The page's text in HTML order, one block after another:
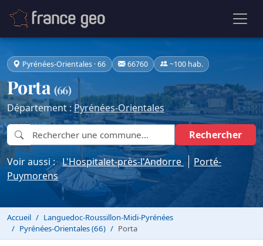
Pyrénées-Orientales · 66 66760 ~100 hab.
Porta(66)
Département : Pyrénées-Orientales
Rechercher
Voir aussi :L'Hospitalet-près-l'Andorre
Porté-
Puymorens
Accueil
Languedoc-Roussillon-Midi-Pyrénées
Pyrénées-Orientales (66)
Porta